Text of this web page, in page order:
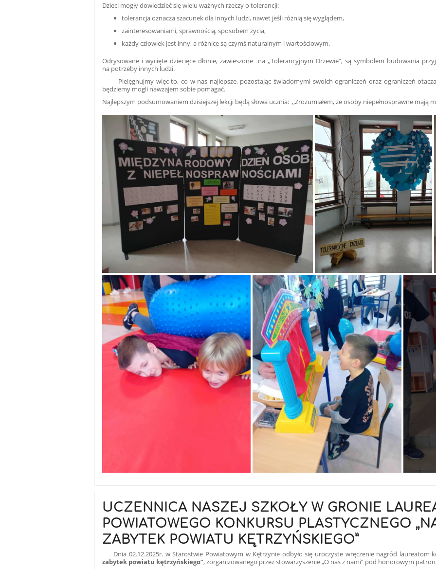
Dzieci mogły dowiedzieć się wielu ważnych rzeczy o tolerancji:
tolerancja oznacza szacunek dla innych ludzi, nawet jeśli różnią się wyglądem,
zainteresowaniami, sprawnością, sposobem życia,
każdy człowiek jest inny, a różnice są czymś naturalnym i wartościowym.
Odrysowane i wycięte dziecięce dłonie, zawieszone na ,,Tolerancyjnym Drzewie”, są symbolem budowania
na potrzeby innych ludzi.
Pielęgnujmy więc to, co w nas najlepsze, pozostając świadomymi swoich ograniczeń oraz ograniczeń
będziemy mogli nawzajem sobie pomagać.
Najlepszym podsumowaniem dzisiejszej lekcji będą słowa ucznia: ,,Zrozumiałem, że osoby niepełnosprawne mają
UCZENNICA NASZEJ SZKOŁY W GRONIE
POWIATOWEGO KONKURSU PLASTYCZNEGO
ZABYTEK POWIATU KĘTRZYŃSKIEGO”
Dnia 02.12.2025r. w Starostwie Powiatowym w Kętrzynie odbyło się uroczyste wręczenie nagród laureatom
zabytek powiatu kętrzyńskiego”, zorganizowanego przez stowarzyszenie „O nas z nami” pod honorowym